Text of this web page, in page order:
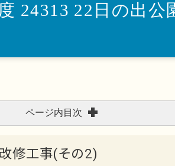
24313 22日の出公
ページ内目次
修工事(その2)